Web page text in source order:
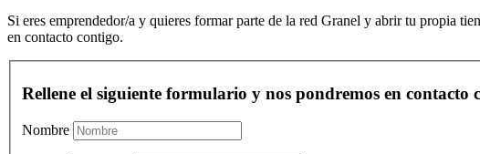
Si eres emprendedor/a y quieres formar parte de la red Granel y abrir tu propia
en contacto contigo.
Rellene el siguiente formulario y nos pondremos en contacto
Nombre